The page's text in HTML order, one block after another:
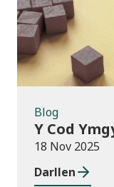
Blog
Y Cod
18 Nov 2025
Darllen